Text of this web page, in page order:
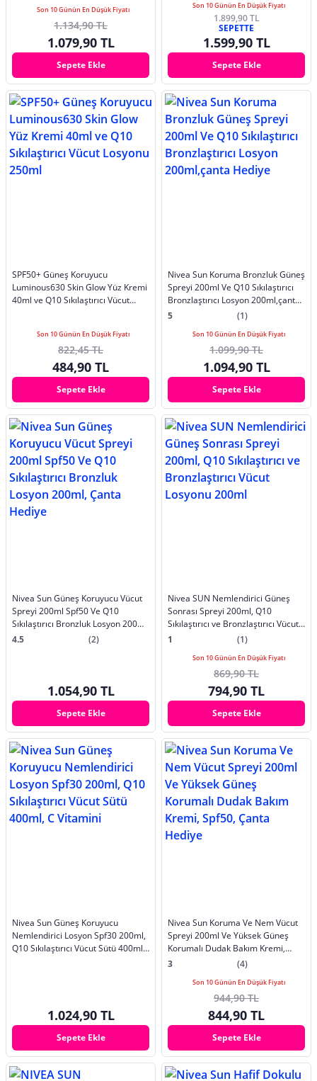
Son 10 Günün En Düşük Fiyatı
1.134,90 TL
1.079,90 TL
Sepete Ekle
Son 10 Günün En Düşük Fiyatı
1.899,90 TL
SEPETTE
1.599,90 TL
Sepete Ekle
SPF50+ Güneş Koruyucu
Luminous630 Skin Glow Yüz Kremi
40ml ve Q10 Sıkılaştırıcı Vücut
Son 10 Günün En Düşük Fiyatı
822,45 TL
484,90 TL
Sepete Ekle
Nivea Sun Koruma Bronzluk Güneş
Spreyi 200ml Ve Q10 Sıkılaştırıcı
Bronzlaştırıcı Losyon 200ml,çanta
Hediye
5 (1)
Son 10 Günün En Düşük Fiyatı
1.099,90 TL
1.094,90 TL
Sepete Ekle
Nivea Sun Güneş Koruyucu Vücut
Spreyi 200ml Spf50 Ve Q10
Sıkılaştırıcı Bronzluk Losyon 200ml,
Çanta Hediye
4.5 (2)
1.054,90 TL
Sepete Ekle
Nivea SUN Nemlendirici Güneş
Sonrası Spreyi 200ml, Q10
Sıkılaştırıcı ve Bronzlaştırıcı Vücut
Losyonu 200ml
1 (1)
Son 10 Günün En Düşük Fiyatı
869,90 TL
794,90 TL
Sepete Ekle
Nivea Sun Güneş Koruyucu
Nemlendirici Losyon Spf30 200ml,
Q10 Sıkılaştırıcı Vücut Sütü 400ml,
1.024,90 TL
Sepete Ekle
Nivea Sun Koruma Ve Nem Vücut
Spreyi 200ml Ve Yüksek Güneş
Korumalı Dudak Bakım Kremi,
Spf50, Çanta Hediye
3 (4)
Son 10 Günün En Düşük Fiyatı
944,90 TL
844,90 TL
Sepete Ekle